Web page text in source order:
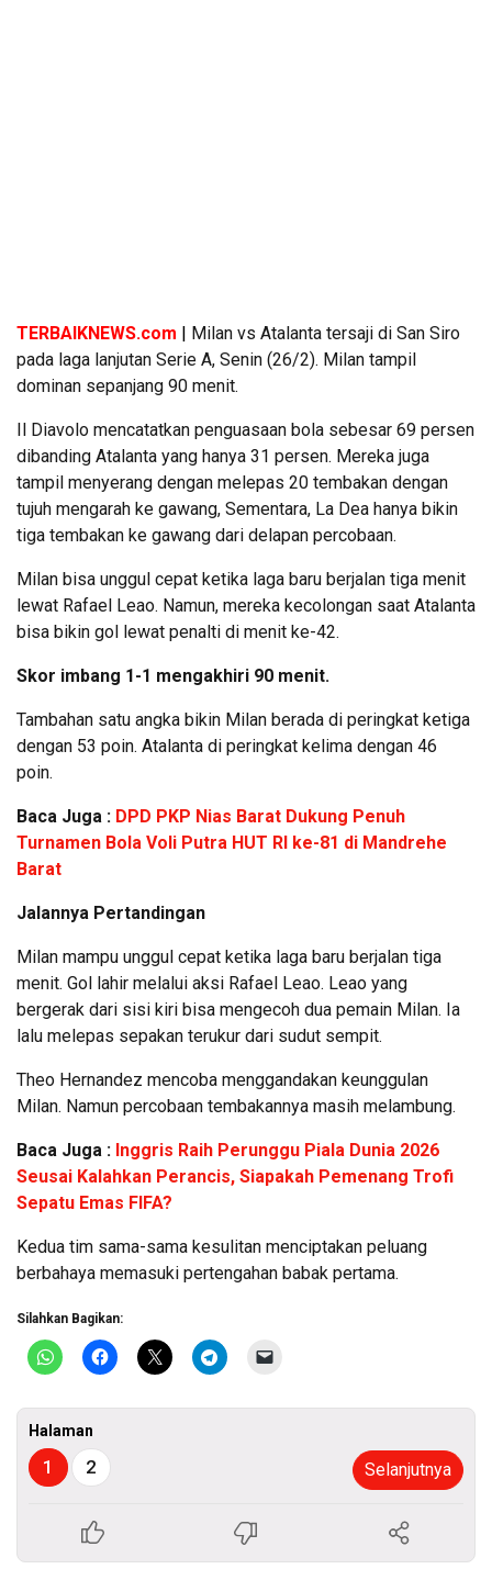
TERBAIKNEWS.com
Milan vs Atalanta tersaji di San Siro
pada laga lanjutan Serie A, Senin (26/2). Milan tampil
dominan sepanjang 90 menit.
Il Diavolo mencatatkan penguasaan bola sebesar 69 persen
dibanding Atalanta yang hanya 31 persen. Mereka juga
tampil menyerang dengan melepas 20 tembakan dengan
tujuh mengarah ke gawang, Sementara, La Dea hanya bikin
tiga tembakan ke gawang dari delapan percobaan.
Milan bisa unggul cepat ketika laga baru berjalan tiga menit
lewat Rafael Leao. Namun, mereka kecolongan saat Atalanta
bisa bikin gol lewat penalti di menit ke-42.
Skor imbang 1-1 mengakhiri 90 menit.
Tambahan satu angka bikin Milan berada di peringkat ketiga
dengan 53 poin. Atalanta di peringkat kelima dengan 46
poin.
Baca Juga : DPD PKP Nias Barat Dukung Penuh
Turnamen Bola Voli Putra HUT RI ke-81 di Mandrehe
Barat
Jalannya Pertandingan
Milan mampu unggul cepat ketika laga baru berjalan tiga
menit. Gol lahir melalui aksi Rafael Leao. Leao yang
bergerak dari sisi kiri bisa mengecoh dua pemain Milan. Ia
lalu melepas sepakan terukur dari sudut sempit.
Theo Hernandez mencoba menggandakan keunggulan
Milan. Namun percobaan tembakannya masih melambung.
Baca Juga : Inggris Raih Perunggu Piala Dunia 2026
Seusai Kalahkan Perancis, Siapakah Pemenang Trofi
Sepatu Emas FIFA?
Kedua tim sama-sama kesulitan menciptakan peluang
berbahaya memasuki pertengahan babak pertama.
Silahkan Bagikan:
Halaman
1 2 Selanjutnya